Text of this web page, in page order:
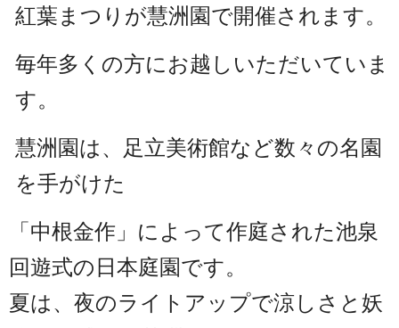
紅葉まつりが慧洲園で開催されます。
毎年多くの方にお越しいただいていま
す。
慧洲園は、足立美術館など数々の名園
を手がけた
「中根金作」によって作庭された池泉
回遊式の日本庭園です。
夏は、夜のライトアップで涼しさと妖